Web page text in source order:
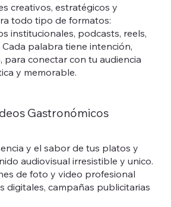
creativos, estratégicos y
todo tipo de formatos:
institucionales, podcasts, reels,
Cada palabra tiene intención,
conectar con tu audiencia
y memorable.
Gastronómicos
y el sabor de tus platos y
audiovisual irresistible y unico.
de foto y video profesional
digitales, campañas publicitarias